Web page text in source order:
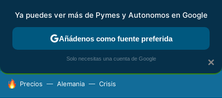
FISCALIDAD Y CONTABILIDAD KIT DIGITAL RENTA
HOY SE HABLA DE
Precios Alemania Crisis
×
Ya puedes ver más de Pymes y Autonomos en Google
Añádenos como fuente preferida
Solo necesitas una cuenta de Google